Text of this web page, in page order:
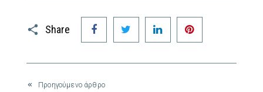
Share
Facebook Twitter LinkedIn
Προηγούμενο άρθρο